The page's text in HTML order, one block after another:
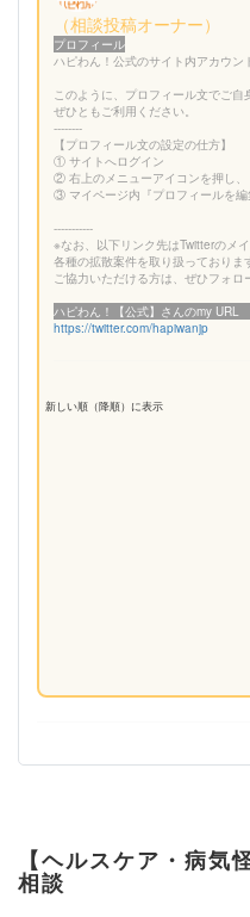
（相談投稿オーナー）
プロフィール
ハピわん！公式のサイト内アカウン
このように、プロフィール文でご自
ぜひともご利用ください。
--------
【プロフィール文の設定の仕方】
① サイトへログイン
② 右上のメニューアイコンを押し
③ マイページ内『プロフィールを編
-----------
※なお、以下リンク先はTwitterのメ
各種の拡散案件を取り扱っておりま
ご協力いただける方は、ぜひフォ
ハピわん！【公式】さんのmy URL
https://twitter.com/hapiwanjp
新しい順（降順）に表示
【ヘルスケア・病気
相談